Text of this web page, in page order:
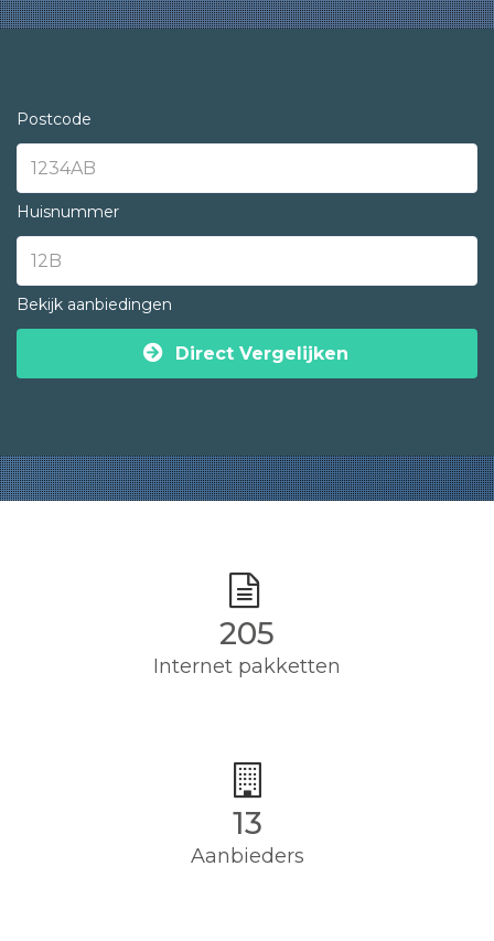
Postcode
Huisnummer
Bekijk aanbiedingen
Direct Vergelijken
205
Internet pakketten
13
Aanbieders